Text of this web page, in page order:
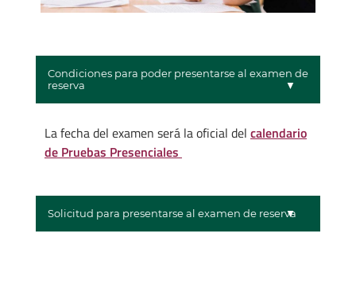
Condiciones para poder presentarse al examen de
reserva
La fecha del examen será la oficial del calendario
de Pruebas Presenciales
Solicitud para presentarse al examen de reserva